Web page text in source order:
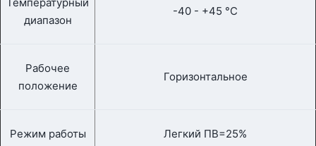
диапазон
-40 - +45 °С
Рабочее
положение
Горизонтальное
Режим работы Легкий ПВ=25%